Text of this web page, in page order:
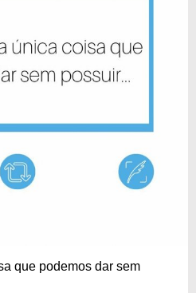
que podemos dar sem